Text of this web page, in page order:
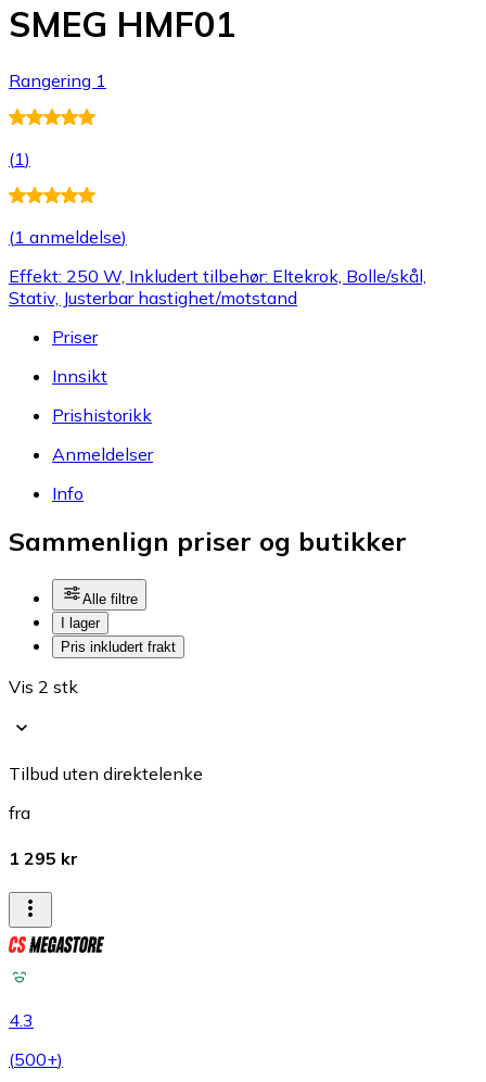
SMEG HMF01
Rangering 1
(1)
(1 anmeldelse)
Effekt: 250 W, Inkludert tilbehør: Eltekrok, Bolle/skål,
Stativ, Justerbar hastighet/motstand
Priser
Innsikt
Prishistorikk
Anmeldelser
Info
Sammenlign priser og butikker
Alle filtre
I lager
Pris inkludert frakt
Vis 2 stk
Tilbud uten direktelenke
fra
1 295 kr
4.3
(500+)